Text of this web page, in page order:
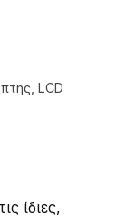
LCD
ίδιες,